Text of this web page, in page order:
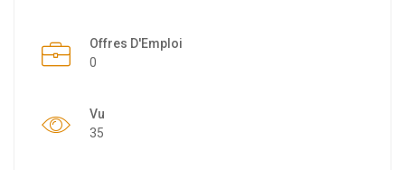
Offres D'Emploi
0
Vu
35